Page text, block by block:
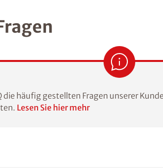
die häufig gestellten Fragen unserer
Lesen Sie hier mehr